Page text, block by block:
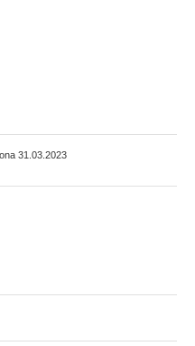
31.03.2023